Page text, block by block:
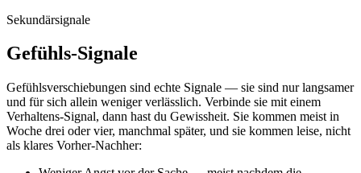
Sekundärsignale
Gefühls-Signale
Gefühlsverschiebungen sind echte Signale — sie sind nur langsamer
und für sich allein weniger verlässlich. Verbinde sie mit einem
Verhaltens-Signal, dann hast du Gewissheit. Sie kommen meist in
Woche drei oder vier, manchmal später, und sie kommen leise, nicht
als klares Vorher-Nachher: